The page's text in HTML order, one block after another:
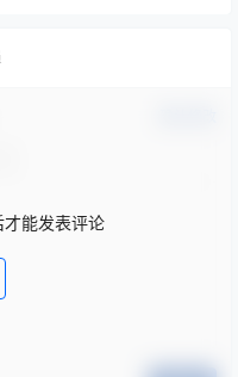
能发表评论